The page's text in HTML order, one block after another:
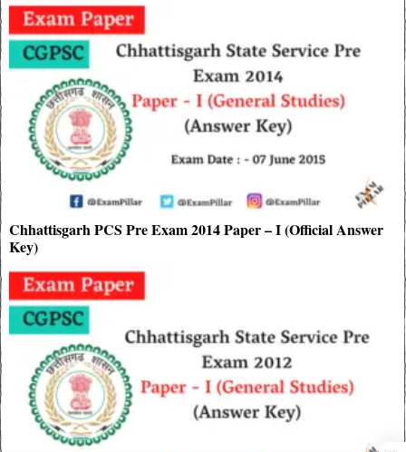
Chhattisgarh PCS Pre Exam 2014 Paper – I (Official Answer
Key)